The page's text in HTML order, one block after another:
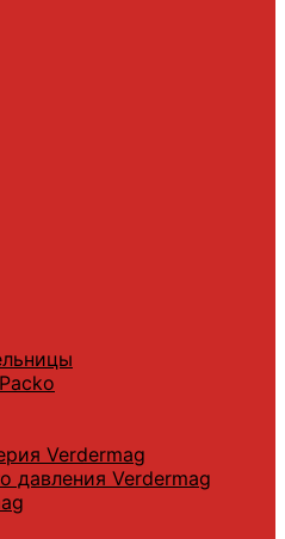
Verdermag
давления Verdermag